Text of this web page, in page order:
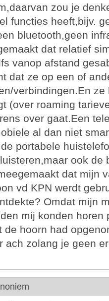
zou je
functies heeft,bijv.
bluetooth,geen
dat relatief
vanop afstand
dat ze op een of
verbindingen.En
(over roaming
over gaat.Een
al dan niet
portabele
ook
dat mijn
vd KPN werdt
Omdat mijn
mij konden horen
de hoorn had
ach zolang je geen